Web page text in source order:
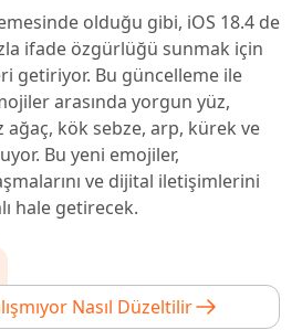
olduğu gibi, iOS 18.4 de
ifade özgürlüğü sunmak için
getiriyor. Bu güncelleme ile
arasında yorgun yüz,
ağaç, kök sebze, arp, kürek ve
Bu yeni emojiler,
ve dijital iletişimlerini
hale getirecek.
Nasıl Düzeltilir